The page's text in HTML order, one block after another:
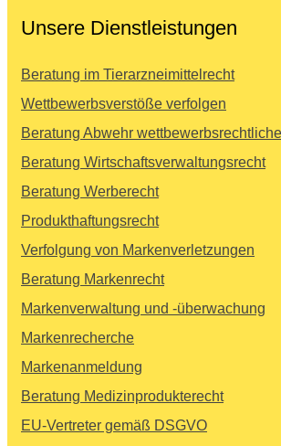
Unsere Dienstleistungen
Beratung im Tierarzneimittelrecht
Wettbewerbsverstöße verfolgen
Beratung Abwehr
Beratung Wirtschaftsverwaltungsrecht
Beratung Werberecht
Produkthaftungsrecht
Verfolgung von Markenverletzungen
Beratung Markenrecht
Markenverwaltung und -überwachung
Markenrecherche
Markenanmeldung
Beratung Medizinprodukterecht
EU-Vertreter gemäß DSGVO